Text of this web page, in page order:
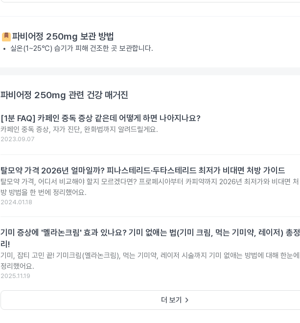
파비어정 250mg 보관 방법
실온(1~25℃) 습기가 피해 건조한 곳 보관합니다.
파비어정 250mg 관련 건강 매거진
[1분 FAQ] 카페인 중독 증상 같은데 어떻게 하면 나아지나요?
카페인 중독 증상, 자가 진단, 완화법까지 알려드릴게요.
2023.09.07
탈모약 가격 2026년 얼마일까? 피나스테리드·두타스테리드 최저가 비대면 처방 가이드
탈모약 가격, 어디서 비교해야 할지 모르겠다면? 프로페시아부터 카피약까지 2026년 최저가와 비대면 처
방 방법을 한 번에 정리했어요.
2024.01.18
기미 증상에 '멜라논크림' 효과 있나요? 기미 없애는 법(기미 크림, 먹는 기미약, 레이저) 총정
리!
기미, 잡티 고민 끝! 기미크림(멜라논크림), 먹는 기미약, 레이저 시술까지 기미 없애는 방법에 대해 한눈에
정리했어요.
2025.11.19
더 보기 keyboard_arrow_right